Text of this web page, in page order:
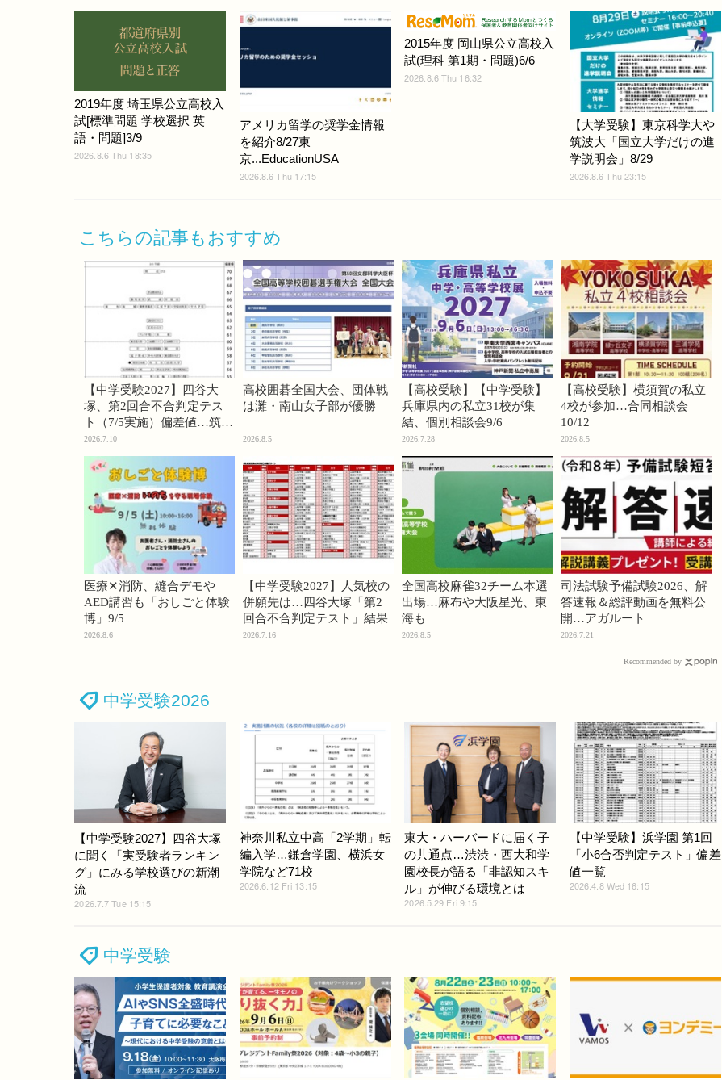
2019年度 埼玉県公立高校入
試[標準問題 学校選択 英
語・問題]3/9
2026.8.6 Thu 18:35
アメリカ留学の奨学金情報
を紹介8/27東
京...EducationUSA
2026.8.6 Thu 17:15
2015年度 岡山県公立高校入
試(理科 第1期・問題)6/6
2026.8.6 Thu 16:32
【大学受験】東京科学大や
筑波大「国立大学だけの進
学説明会」8/29
2026.8.6 Thu 23:15
こちらの記事もおすすめ
【中学受験2027】四谷大
塚、第2回合不合判定テス
ト（7/5実施）偏差値…筑駒
74・桜蔭70＜PR＞
2026.7.10
高校囲碁全国大会、団体戦
は灘・南山女子部が優勝
2026.8.5
【高校受験】【中学受験】
兵庫県内の私立31校が集
結、個別相談会9/6
2026.7.28
【高校受験】横須賀の私立
4校が参加…合同相談会
10/12
2026.8.5
医療✕消防、縫合デモや
AED講習も「おしごと体験
博」9/5
2026.8.6
【中学受験2027】人気校の
併願先は…四谷大塚「第2
回合不合判定テスト」結果
2026.7.16
全国高校麻雀32チーム本選
出場…麻布や大阪星光、東
海も
2026.8.5
司法試験予備試験2026、解
答速報＆総評動画を無料公
開…アガルート
2026.7.21
Recommended by
中学受験2026
【中学受験2027】四谷大塚
に聞く「実受験者ランキン
グ」にみる学校選びの新潮
流
2026.7.7 Tue 15:15
神奈川私立中高「2学期」転
編入学…鎌倉学園、横浜女
学院など71校
2026.6.12 Fri 13:15
東大・ハーバードに届く子
の共通点…渋渋・西大和学
園校長が語る「非認知スキ
ル」が伸びる環境とは
2026.5.29 Fri 9:15
【中学受験】浜学園 第1回
「小6合否判定テスト」偏差
値一覧
2026.4.8 Wed 16:15
中学受験